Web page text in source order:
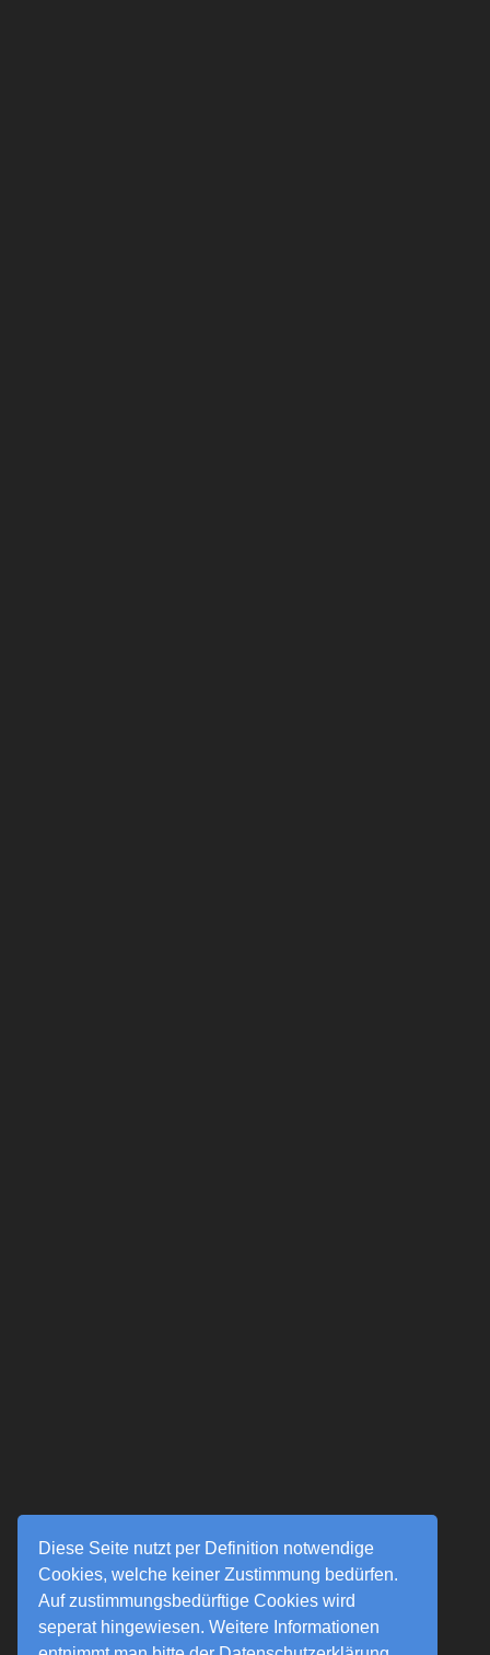
Diese Seite nutzt per Definition notwendige
Cookies, welche keiner Zustimmung bedürfen.
Auf zustimmungsbedürftige Cookies wird
seperat hingewiesen. Weitere Informationen